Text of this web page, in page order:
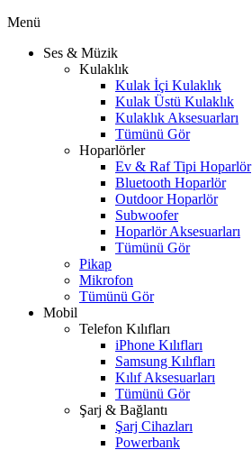
Menü
Ses & Müzik
Kulaklık
Kulak İçi Kulaklık
Kulak Üstü Kulaklık
Kulaklık Aksesuarları
Tümünü Gör
Hoparlörler
Ev & Raf Tipi Hoparlör
Bluetooth Hoparlör
Outdoor Hoparlör
Subwoofer
Hoparlör Aksesuarları
Tümünü Gör
Pikap
Mikrofon
Tümünü Gör
Mobil
Telefon Kılıfları
iPhone Kılıfları
Samsung Kılıfları
Kılıf Aksesuarları
Tümünü Gör
Şarj & Bağlantı
Şarj Cihazları
Powerbank